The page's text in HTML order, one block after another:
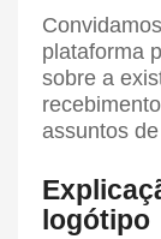
plataforma
sobre a
assuntos
logótipo